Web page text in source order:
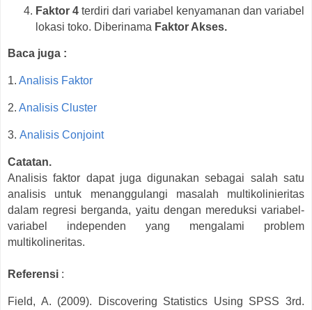
Faktor 4 terdiri dari variabel kenyamanan dan variabel
lokasi toko. Diberinama Faktor Akses.
Baca juga :
1. Analisis Faktor
2. Analisis Cluster
3. Analisis Conjoint
Catatan.
Analisis faktor dapat juga digunakan sebagai salah satu
analisis untuk menanggulangi masalah multikolinieritas
dalam regresi berganda, yaitu dengan mereduksi variabel-
variabel independen yang mengalami problem
multikolineritas.
Referensi :
Field, A. (2009). Discovering Statistics Using SPSS 3rd.